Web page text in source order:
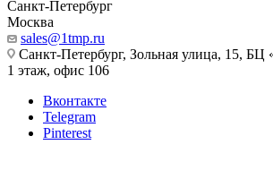
Санкт-Петербург
Москва
sales@1tmp.ru
Санкт-Петербург, Зольная улица, 15, БЦ
1 этаж, офис 106
Вконтакте
Telegram
Pinterest